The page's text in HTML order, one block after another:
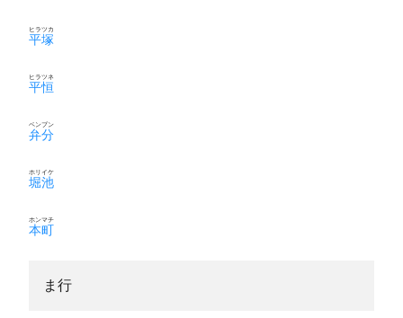
平塚
ヒラツカ
平恒
ヒラツネ
弁分
ベンブン
堀池
ホリイケ
本町
ホンマチ
ま行